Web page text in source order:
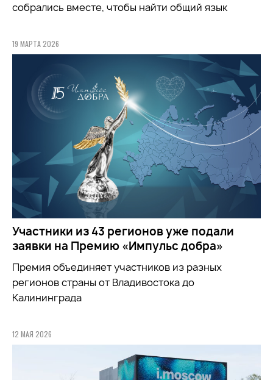
собрались вместе, чтобы найти общий язык
19 МАРТА 2026
Участники из 43 регионов уже подали
заявки на Премию «Импульс добра»
Премия объединяет участников из разных
регионов страны от Владивостока до
Калининграда
12 МАЯ 2026